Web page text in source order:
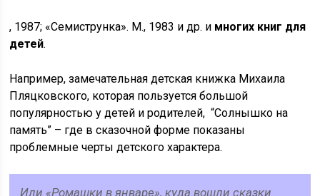
, 1987; «Семиструнка». М., 1983 и др. и многих книг для
детей.
Например, замечательная детская книжка Михаила
Пляцковского, которая пользуется большой
популярностью у детей и родителей, “Солнышко на
память” – где в сказочной форме показаны
проблемные черты детского характера.
Или «Ромашки в январе», куда вошли сказки